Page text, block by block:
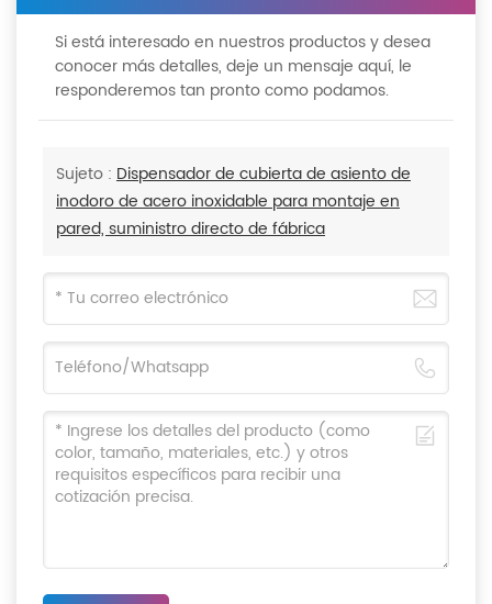
Si está interesado en nuestros productos y desea
conocer más detalles, deje un mensaje aquí, le
responderemos tan pronto como podamos.
Sujeto : Dispensador de cubierta de asiento de
inodoro de acero inoxidable para montaje en
pared, suministro directo de fábrica